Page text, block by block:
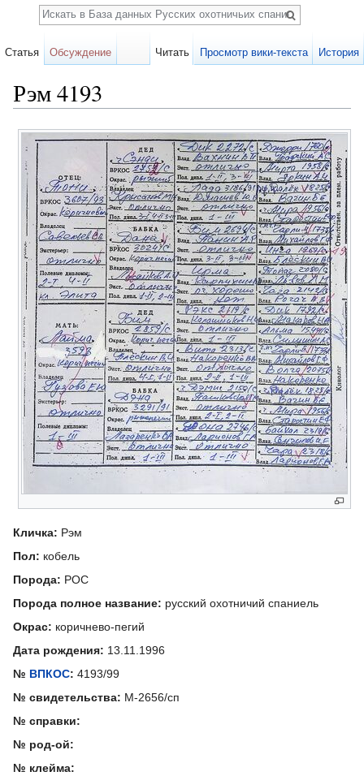
Рэм 4193
Карточка
собаки
Кличка: Рэм
Пол: кобель
Порода: РОС
Порода полное название: русский охотничий спаниель
Окрас: коричнево-пегий
Дата рождения: 13.11.1996
№ ВПКОС: 4193/99
№ свидетельства: М-2656/сп
№ справки:
№ род-ой:
№ клейма:
Статья Обсуждение Читать Просмотр вики-текста История
Поиск